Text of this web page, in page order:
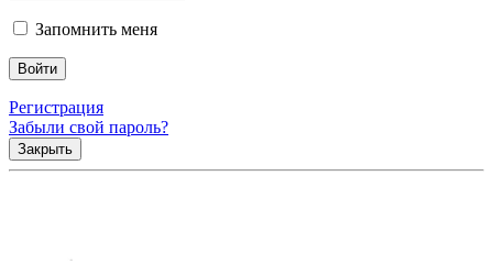
Запомнить меня
Регистрация
Забыли свой пароль?
Закрыть